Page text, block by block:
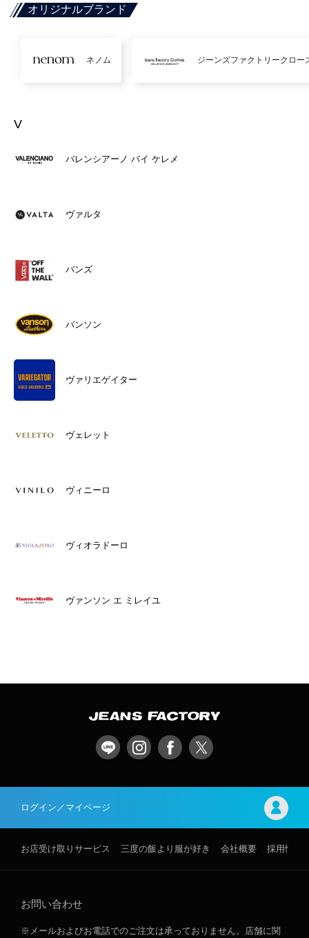
オリジナルブランド
ネノム ジーンズファクトリークロー
V
バレンシアーノ バイ ケレメ
ヴァルタ
バンズ
バンソン
ヴァリエゲイター
ヴェレット
ヴィニーロ
ヴィオラドーロ
ヴァンソン エ ミレイユ
ログイン／マイページ
お店受け取りサービス 三度の飯より服が好き 会社概要 採用情報
お問い合わせ
※メールおよびお電話でのご注文は承っておりません。店舗に関